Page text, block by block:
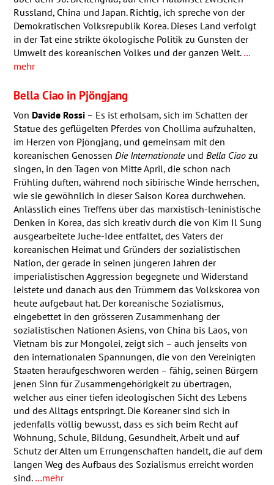
Russland, China und Japan. Richtig, ich spreche von der
Demokratischen Volksrepublik Korea. Dieses Land verfolgt
in der Tat eine strikte ökologische Politik zu Gunsten der
Umwelt des koreanischen Volkes und der ganzen Welt. …
mehr
Bella Ciao in Pjöngjang
Von Davide Rossi– Es ist erholsam, sich im Schatten der
Statue des geflügelten Pferdes von Chollima aufzuhalten,
im Herzen von Pjöngjang, und gemeinsam mit den
koreanischen Genossen Die Internationaleund Bella Ciaozu
singen, in den Tagen von Mitte April, die schon nach
Frühling duften, während noch sibirische Winde herrschen,
wie sie gewöhnlich in dieser Saison Korea durchwehen.
Anlässlich eines Treffens über das marxistisch-leninistische
Denken in Korea, das sich kreativ durch die von Kim Il Sung
ausgearbeitete Juche-Idee entfaltet, des Vaters der
koreanischen Heimat und Gründers der sozialistischen
Nation, der gerade in seinen jüngeren Jahren der
imperialistischen Aggression begegnete und Widerstand
leistete und danach aus den Trümmern das Volkskorea von
heute aufgebaut hat. Der koreanische Sozialismus,
eingebettet in den grösseren Zusammenhang der
sozialistischen Nationen Asiens, von China bis Laos, von
Vietnam bis zur Mongolei, zeigt sich – auch jenseits von
den internationalen Spannungen, die von den Vereinigten
Staaten heraufgeschworen werden – fähig, seinen Bürgern
jenen Sinn für Zusammengehörigkeit zu übertragen,
welcher aus einer tiefen ideologischen Sicht des Lebens
und des Alltags entspringt. Die Koreaner sind sich in
jedenfalls völlig bewusst, dass es sich beim Recht auf
Wohnung, Schule, Bildung, Gesundheit, Arbeit und auf
Schutz der Alten um Errungenschaften handelt, die auf dem
langen Weg des Aufbaus des Sozialismus erreicht worden
sind. …mehr